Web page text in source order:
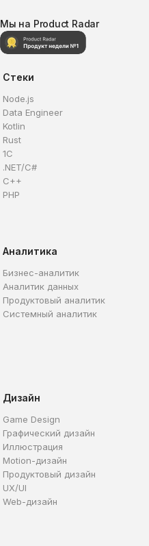
Мы на Product Radar
Стеки
Node.js
Data Engineer
Kotlin
Rust
1C
.NET/C#
C++
PHP
Аналитика
Бизнес-аналитик
Аналитик данных
Продуктовый аналитик
Системный аналитик
Дизайн
Game Design
Графический дизайн
Иллюстрация
Motion-дизайн
Продуктовый дизайн
UX/UI
Web-дизайн